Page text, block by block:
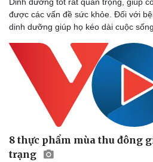
Hậu trường
Dinh dưỡng tốt rất quan trọng, giúp
được các vấn đề sức khỏe. Đối với
dinh dưỡng giúp họ kéo dài cuộc
8 thực phẩm mùa thu đông
trạng